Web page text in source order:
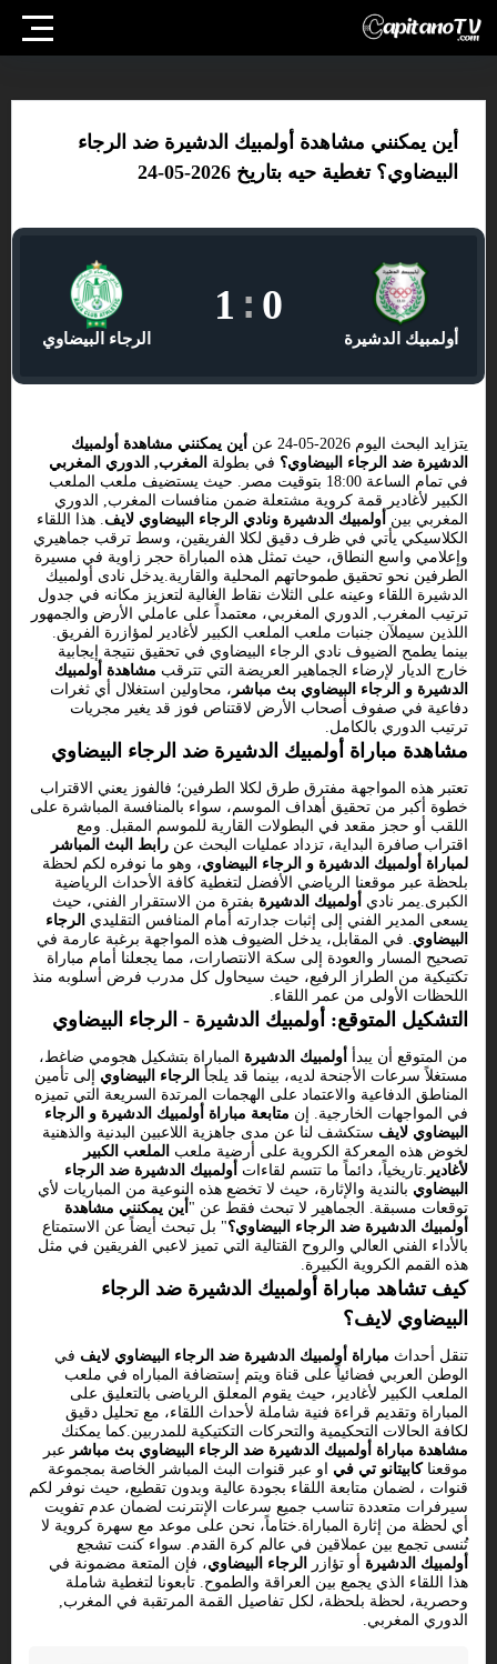
أين يمكنني مشاهدة أولمبيك الدشيرة ضد الرجاء
البيضاوي؟ تغطية حيه بتاريخ 2026-05-24
أولمبيك الدشيرة
0
:
1
الرجاء البيضاوي
يتزايد البحث اليوم 2026-05-24 عن
أين يمكنني مشاهدة أولمبيك
الدشيرة ضد الرجاء البيضاوي؟ في بطولة المغرب, الدوري المغربي
في تمام الساعة 18:00 بتوقيت مصر. حيث يستضيف ملعب الملعب
الكبير لأغادير قمة كروية مشتعلة ضمن منافسات المغرب, الدوري
المغربي بين أولمبيك الدشيرة ونادي الرجاء البيضاوي لايف. هذا اللقاء
الكلاسيكي يأتي في ظرف دقيق لكلا الفريقين، وسط ترقب جماهيري
وإعلامي واسع النطاق، حيث تمثل هذه المباراة حجر زاوية في مسيرة
الطرفين نحو تحقيق طموحاتهم المحلية والقارية.يدخل نادى أولمبيك
الدشيرة اللقاء وعينه على الثلاث نقاط الغالية لتعزيز مكانه في جدول
ترتيب المغرب, الدوري المغربي، معتمداً على عاملي الأرض والجمهور
اللذين سيملآن جنبات ملعب الملعب الكبير لأغادير لمؤازرة الفريق.
بينما يطمح الضيوف نادي الرجاء البيضاوي في تحقيق نتيجة إيجابية
خارج الديار لإرضاء الجماهير العريضة التي تترقب مشاهدة أولمبيك
الدشيرة و الرجاء البيضاوي بث مباشر ، محاولين استغلال أي ثغرات
دفاعية في صفوف أصحاب الأرض لاقتناص فوز قد يغير مجريات
ترتيب الدوري بالكامل.
مشاهدة مباراة أولمبيك الدشيرة ضد الرجاء البيضاوي
تعتبر هذه المواجهة مفترق طرق لكلا الطرفين؛ فالفوز يعني الاقتراب
خطوة أكبر من تحقيق أهداف الموسم، سواء بالمنافسة المباشرة على
اللقب أو حجز مقعد في البطولات القارية للموسم المقبل. ومع
اقتراب صافرة البداية، تزداد عمليات البحث عن رابط البث المباشر
لمباراة أولمبيك الدشيرة و الرجاء البيضاوي، وهو ما نوفره لكم لحظة
بلحظة عبر موقعنا الرياضي الأفضل لتغطية كافة الأحداث الرياضية
الكبرى.يمر نادي أولمبيك الدشيرة بفترة من الاستقرار الفني، حيث
يسعى المدير الفني إلى إثبات جدارته أمام المنافس التقليدي الرجاء
البيضاوي. في المقابل، يدخل الضيوف هذه المواجهة برغبة عارمة في
تصحيح المسار والعودة إلى سكة الانتصارات، مما يجعلنا أمام مباراة
تكتيكية من الطراز الرفيع، حيث سيحاول كل مدرب فرض أسلوبه منذ
اللحظات الأولى من عمر اللقاء.
التشكيل المتوقع: أولمبيك الدشيرة - الرجاء البيضاوي
من المتوقع أن يبدأ أولمبيك الدشيرة المباراة بتشكيل هجومي ضاغط،
مستغلاً سرعات الأجنحة لديه، بينما قد يلجأ الرجاء البيضاوي إلى تأمين
المناطق الدفاعية والاعتماد على الهجمات المرتدة السريعة التي تميزه
في المواجهات الخارجية. إن متابعة مباراة أولمبيك الدشيرة و الرجاء
البيضاوي لايف ستكشف لنا عن مدى جاهزية اللاعبين البدنية والذهنية
لخوض هذه المعركة الكروية على أرضية ملعب الملعب الكبير
لأغادير .تاريخياً، دائماً ما تتسم لقاءات أولمبيك الدشيرة ضد الرجاء
البيضاوي بالندية والإثارة، حيث لا تخضع هذه النوعية من المباريات لأي
توقعات مسبقة. الجماهير لا تبحث فقط عن " أين يمكنني مشاهدة
أولمبيك الدشيرة ضد الرجاء البيضاوي؟" بل تبحث أيضاً عن الاستمتاع
بالأداء الفني العالي والروح القتالية التي تميز لاعبي الفريقين في مثل
هذه القمم الكروية الكبيرة.
كيف تشاهد مباراة أولمبيك الدشيرة ضد الرجاء
البيضاوي لايف؟
تنقل أحداث مباراة أولمبيك الدشيرة ضد الرجاء البيضاوي لايف في
الوطن العربي فضائياً على قناة ويتم إستضافة المباراه في ملعب
الملعب الكبير لأغادير، حيث يقوم المعلق الرياضى بالتعليق على
المباراة وتقديم قراءة فنية شاملة لأحداث اللقاء، مع تحليل دقيق
لكافة الحالات التحكيمية والتحركات التكتيكية للمدربين.كما يمكنك
مشاهدة مباراة أولمبيك الدشيرة ضد الرجاء البيضاوي بث مباشر عبر
موقعناكابيتانو تي في او عبر قنوات البث المباشر الخاصة بمجموعة
قنوات ، لضمان متابعة اللقاء بجودة عالية وبدون تقطيع، حيث نوفر لكم
سيرفرات متعددة تناسب جميع سرعات الإنترنت لضمان عدم تفويت
أي لحظة من إثارة المباراة.ختاماً، نحن على موعد مع سهرة كروية لا
تُنسى تجمع بين عملاقين في عالم كرة القدم. سواء كنت تشجع
أولمبيك الدشيرة أو تؤازر الرجاء البيضاوي، فإن المتعة مضمونة في
هذا اللقاء الذي يجمع بين العراقة والطموح. تابعونا لتغطية شاملة
وحصرية، لحظة بلحظة، لكل تفاصيل القمة المرتقبة في المغرب,
الدوري المغربي.